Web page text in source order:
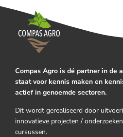
Compas Agro is dé partner in de
staat voor kennis maken en
actief in genoemde sectoren.
Dit wordt gerealiseerd door
innovatieve projecten /
cursussen.